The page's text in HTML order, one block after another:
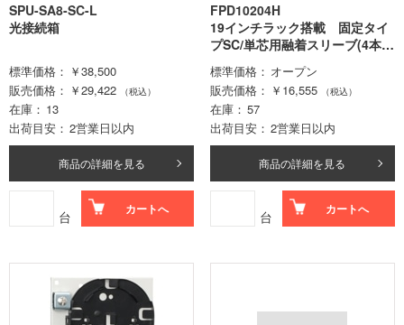
SPU-SA8-SC-L
光接続箱
標準価格
￥38,500
販売価格
￥29,422 （税込）
在庫
13
出荷目安
2営業日以内
商品の詳細を見る
台 カートへ
FPD10204H
19インチラック搭載 固定タイ
プSC/単芯用融着スリーブ(4本)
+テープ芯用融着スリーブ(1本)
添付
標準価格
オープン
販売価格
￥16,555 （税込）
在庫
57
出荷目安
2営業日以内
商品の詳細を見る
台 カートへ